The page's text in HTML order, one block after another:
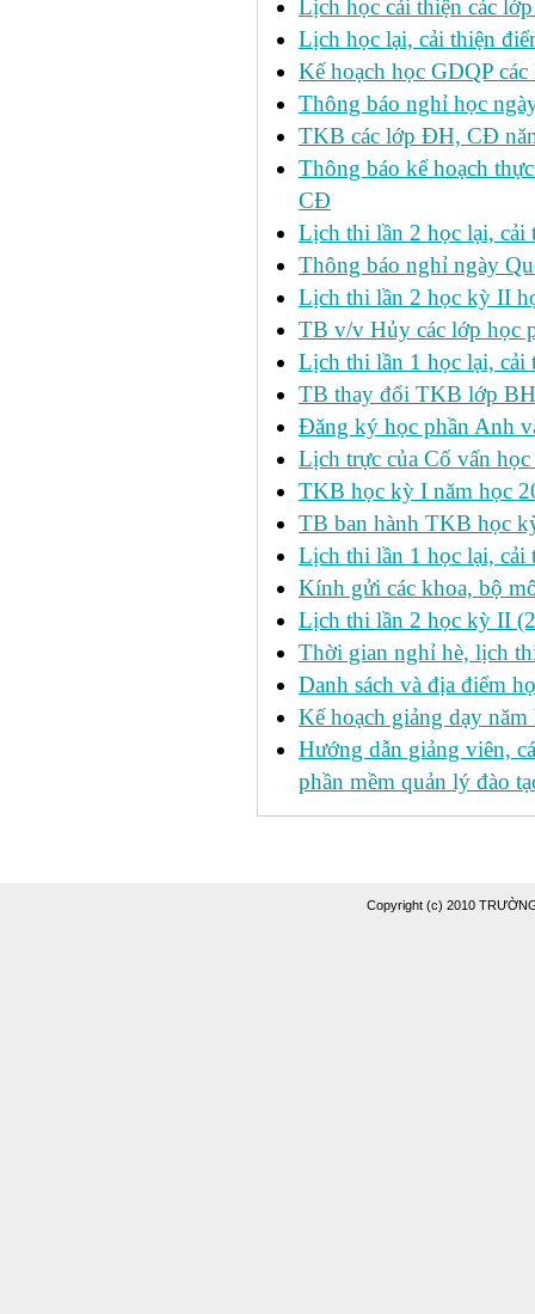
Lịch học cải thiện các
Lịch học lại, cải thiện
Kế hoạch học GDQP
Thông báo nghỉ học
TKB các lớp ĐH, CĐ
Thông báo kế hoạch
CĐ
Lịch thi lần 2 học lại, cải
Thông báo nghỉ ngày
Lịch thi lần 2 học kỳ II
TB v/v Hủy các lớp học
Lịch thi lần 1 học lại, cải
TB thay đổi TKB lớp
Đăng ký học phần Anh
Lịch trực của Cố vấn học
TKB học kỳ I năm học
TB ban hành TKB học
Lịch thi lần 1 học lại, cải
Kính gửi các khoa, bộ
Lịch thi lần 2 học kỳ II
Thời gian nghỉ hè, lịch
Danh sách và địa điểm
Kế hoạch giảng dạy
Hướng dẫn giảng viên,
phần mềm quản lý đào
Copyright (c) 2010